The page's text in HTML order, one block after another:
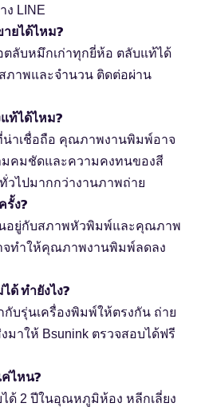
ง LINE
ยได้ไหม?
ตลับหมึกเก่าทุกยี่ห้อ ตลับแท้ได้
ภาพและจำนวน ติดต่อผ่าน
ท้ได้ไหม?
น่าเชื่อถือ คุณภาพงานพิมพ์อาจ
มคมชัดและความคงทนของสี
วไปมากกว่างานภาพถ่าย
รั้ง?
นอยู่กับสภาพหัวพิมพ์และคุณภาพ
จทำให้คุณภาพงานพิมพ์ลดลง
ด้ ทำยังไง?
บรุ่นเครื่องพิมพ์ให้ตรงกัน ถ่าย
มาให้ Bsunink ตรวจสอบได้ฟรี
ไหน?
ได้ 2 ปีในอุณหภูมิห้อง หลีกเลี่ยง